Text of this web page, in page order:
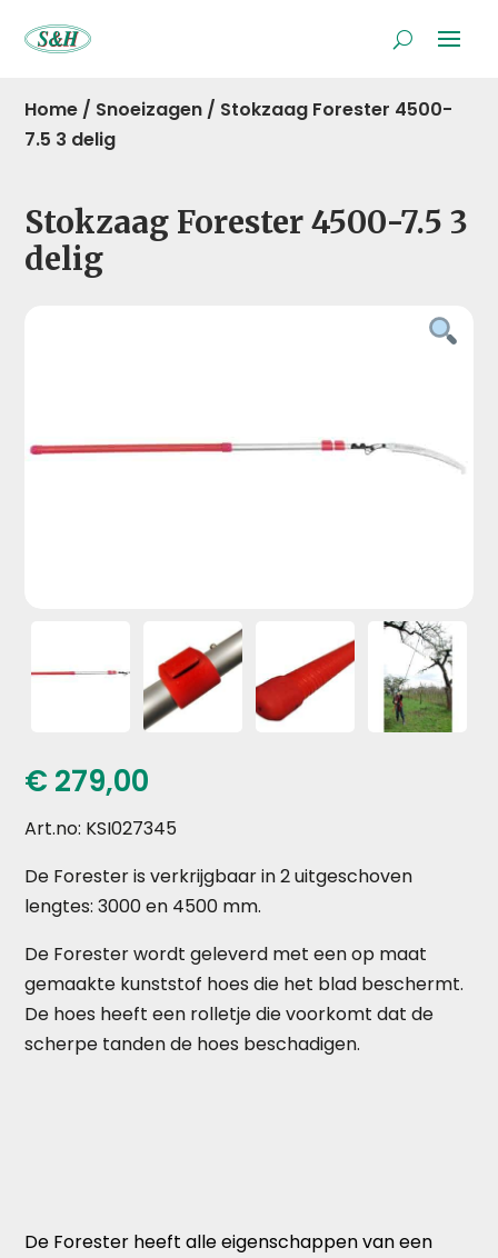
Home / Snoeizagen / Stokzaag Forester 4500-
7.5 3 delig
Stokzaag Forester 4500-7.5 3
delig
€ 279,00
Art.no: KSI027345
De Forester is verkrijgbaar in 2 uitgeschoven
lengtes: 3000 en 4500 mm.
De Forester wordt geleverd met een op maat
gemaakte kunststof hoes die het blad beschermt.
De hoes heeft een rolletje die voorkomt dat de
scherpe tanden de hoes beschadigen.
De Forester heeft alle eigenschappen van een